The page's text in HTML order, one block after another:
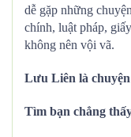
dễ gặp những
chính, luật pháp,
không nên vội vã.
Lưu Liên là
Tìm bạn chẳng